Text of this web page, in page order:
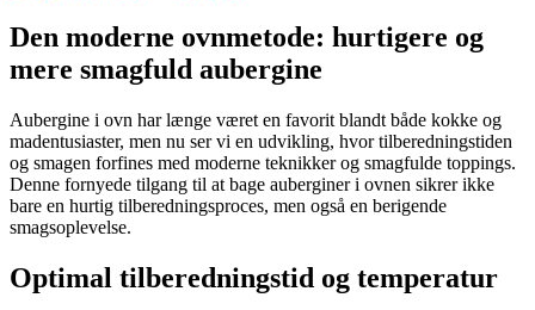
Den moderne ovnmetode: hurtigere og
mere smagfuld aubergine
Aubergine i ovn har længe været en favorit blandt både kokke og
madentusiaster, men nu ser vi en udvikling, hvor tilberedningstiden
og smagen forfines med moderne teknikker og smagfulde toppings.
Denne fornyede tilgang til at bage auberginer i ovnen sikrer ikke
bare en hurtig tilberedningsproces, men også en berigende
smagsoplevelse.
Optimal tilberedningstid og temperatur